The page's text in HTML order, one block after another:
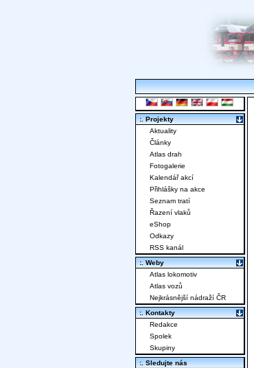
:. Projekty
Aktuality
Články
Atlas drah
Fotogalerie
Kalendář akcí
Přihlášky na akce
Seznam tratí
Řazení vlaků
eShop
Odkazy
RSS kanál
:. Weby
Atlas lokomotiv
Atlas vozů
Nejkrásnější nádraží ČR
:. Kontakty
Redakce
Spolek
Skupiny
:. Sledujte nás